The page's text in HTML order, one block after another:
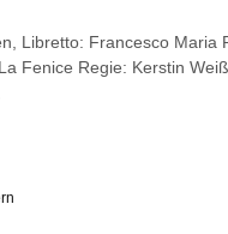
Libretto: Francesco
Fenice Regie: Kerstin